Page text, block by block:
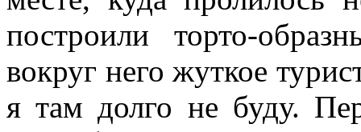
построили торто-
вокруг него жуткое
я там долго не буду.